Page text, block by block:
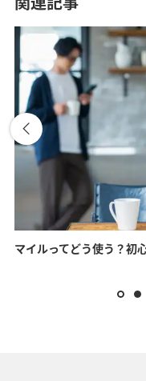
マイルってどう使う？初